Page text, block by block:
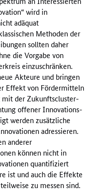
wird in
adäquat
Methoden der
sollten daher
die Vorgabe von
einzuschränken.
Akteure und bringen
Effekt von Fördermitteln
der Zukunftscluster-
offener Innovations-
werden zusätzliche
adressieren.
anderer
können nicht in
quantifiziert
ist und auch die Effekte
zu messen sind.